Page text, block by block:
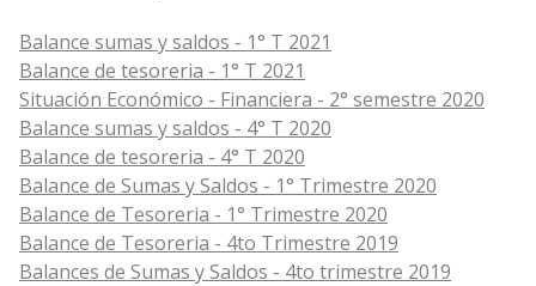
Balance sumas y saldos - 1° T 2021
Balance de tesoreria - 1° T 2021
Situación Económico - Financiera - 2° semestre 2020
Balance sumas y saldos - 4° T 2020
Balance de tesoreria - 4° T 2020
Balance de Sumas y Saldos - 1° Trimestre 2020
Balance de Tesoreria - 1° Trimestre 2020
Balance de Tesoreria - 4to Trimestre 2019
Balances de Sumas y Saldos - 4to trimestre 2019